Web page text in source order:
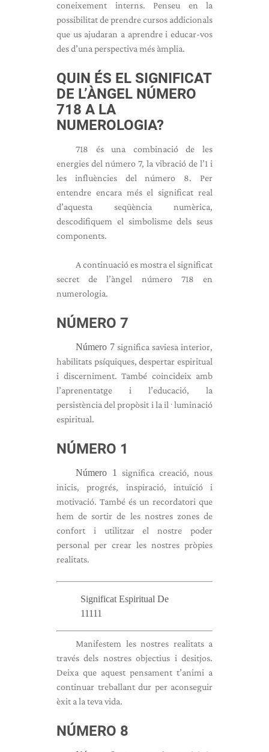
coneixement interns. Penseu en la
possibilitat de prendre cursos addicionals
que us ajudaran a aprendre i educar-vos
des d’una perspectiva més àmplia.
QUIN ÉS EL SIGNIFICAT
DE L’ÀNGEL NÚMERO
718 A LA
NUMEROLOGIA?
718 és una combinació de les
energies del número 7, la vibració de l’1 i
les influències del número 8. Per
entendre encara més el significat real
d’aquesta seqüència numèrica,
descodifiquem el simbolisme dels seus
components.
A continuació es mostra el significat
secret de l’àngel número 718 en
numerologia.
NÚMERO 7
Número 7 significa saviesa interior,
habilitats psíquiques, despertar espiritual
i discerniment. També coincideix amb
l’aprenentatge i l’educació, la
persistència del propòsit i la il·luminació
espiritual.
NÚMERO 1
Número 1
significa creació, nous
inicis, progrés, inspiració, intuïció i
motivació. També és un recordatori que
hem de sortir de les nostres zones de
confort i utilitzar el nostre poder
personal per crear les nostres pròpies
realitats.
Significat Espiritual De
11111
Manifestem les nostres realitats a
través dels nostres objectius i desitjos.
Deixa que aquest pensament t’animi a
continuar treballant dur per aconseguir
èxit a la teva vida.
NÚMERO 8